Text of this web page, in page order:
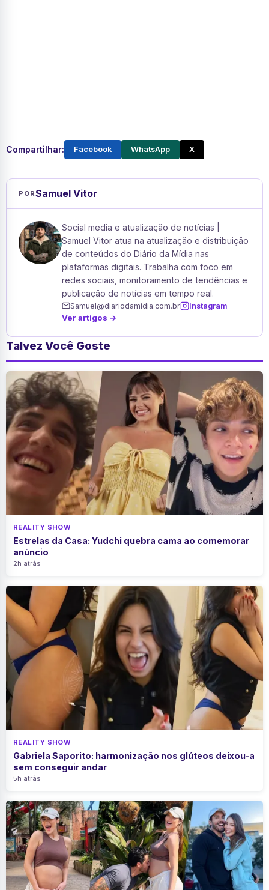
Compartilhar: Facebook WhatsApp X
PORSamuel Vitor
Social media e atualização de notícias |
Samuel Vitor atua na atualização e distribuição
de conteúdos do Diário da Mídia nas
plataformas digitais. Trabalha com foco em
redes sociais, monitoramento de tendências e
publicação de notícias em tempo real.
Samuel@diariodamidia.com.br Instagram
Ver artigos →
Talvez Você Goste
REALITY SHOW
Estrelas da Casa: Yudchi quebra cama ao comemorar
anúncio
2h atrás
REALITY SHOW
Gabriela Saporito: harmonização nos glúteos deixou-a
sem conseguir andar
5h atrás